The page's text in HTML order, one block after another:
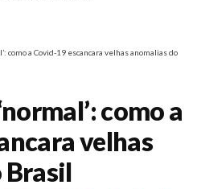
como a Covid-19 escancara velhas anomalias do
como a
velhas
Brasil